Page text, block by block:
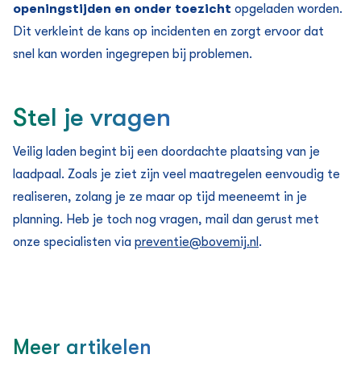
openingstijden en onder toezicht opgeladen worden.
Dit verkleint de kans op incidenten en zorgt ervoor dat
snel kan worden ingegrepen bij problemen.
Stel je vragen
Veilig laden begint bij een doordachte plaatsing van je
laadpaal. Zoals je ziet zijn veel maatregelen eenvoudig te
realiseren, zolang je ze maar op tijd meeneemt in je
planning. Heb je toch nog vragen, mail dan gerust met
onze specialisten via preventie@bovemij.nl .
Meer artikelen